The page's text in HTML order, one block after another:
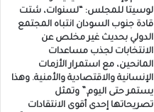
لوسيتا للمجلس: “لسنوات، شتت
قادة جنوب السودان انتباه المجتمع
الدولي بحديث غير مخلص عن
الانتخابات لجذب مساعدات
المانحين، مع استمرار الأزمات
الإنسانية والاقتصادية والأمنية. وهذا
يستمر حتى اليوم.” وتمثل
تصريحاتها إحدى أقوى الانتقادات